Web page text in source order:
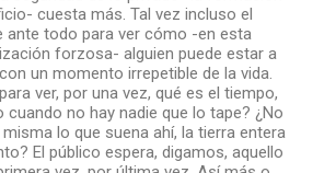
cuesta más. Tal vez incluso el
ante todo para ver cómo -en esta
forzosa- alguien puede estar a
un momento irrepetible de la vida.
ver, por una vez, qué es el tiempo,
cuando no hay nadie que lo tape? ¿No
lo que suena ahí, la tierra entera
El público espera, digamos, aquello